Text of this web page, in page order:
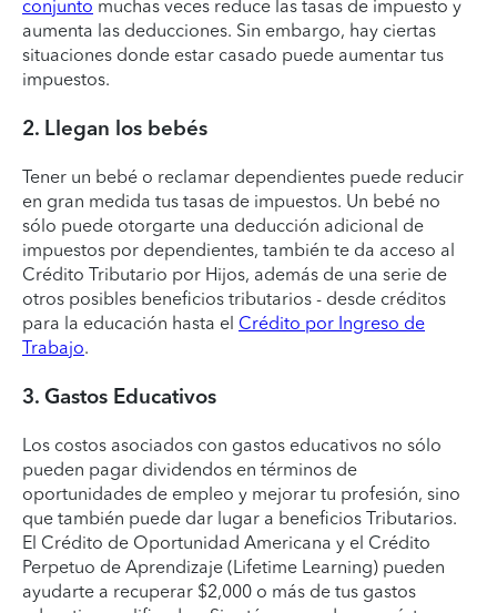
conjunto muchas veces reduce las tasas de impuesto y
aumenta las deducciones. Sin embargo, hay ciertas
situaciones donde estar casado puede aumentar tus
impuestos.
2. Llegan los bebés
Tener un bebé o reclamar dependientes puede reducir
en gran medida tus tasas de impuestos. Un bebé no
sólo puede otorgarte una deducción adicional de
impuestos por dependientes, también te da acceso al
Crédito Tributario por Hijos, además de una serie de
otros posibles beneficios tributarios - desde créditos
para la educación hasta el Crédito por Ingreso de
Trabajo.
3. Gastos Educativos
Los costos asociados con gastos educativos no sólo
pueden pagar dividendos en términos de
oportunidades de empleo y mejorar tu profesión, sino
que también puede dar lugar a beneficios Tributarios.
El Crédito de Oportunidad Americana y el Crédito
Perpetuo de Aprendizaje (Lifetime Learning) pueden
ayudarte a recuperar $2,000 o más de tus gastos